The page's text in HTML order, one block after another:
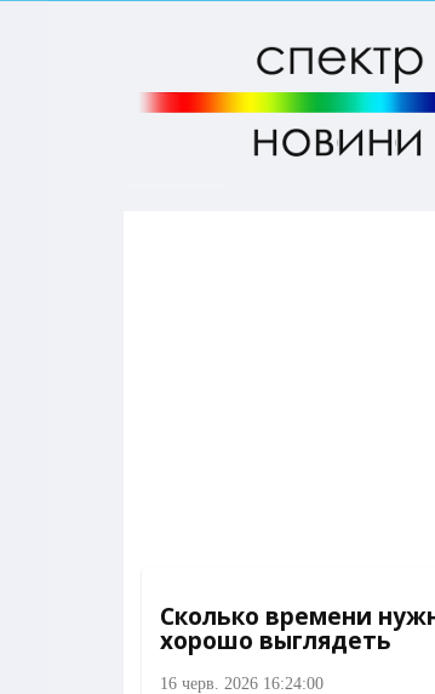
Сколько времени
хорошо выглядеть
16 черв. 2026 16:24:00